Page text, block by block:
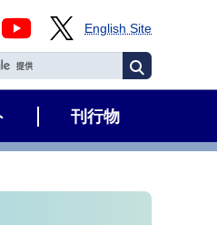
English Site
刊行物